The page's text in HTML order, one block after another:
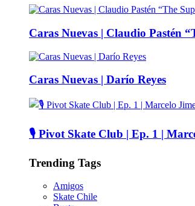
Caras Nuevas | Claudio Pastén
Caras Nuevas | Darío Reyes
🎙️ Pivot Skate Club | Ep. 1 |
Trending Tags
Amigos
Skate Chile